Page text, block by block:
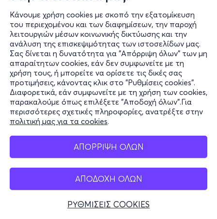
Κάνουμε χρήση cookies με σκοπό την εξατομίκευση
του περιεχομένου και των διαφημίσεων, την παροχή
λειτουργιών μέσων κοινωνικής δικτύωσης και την
ανάλυση της επισκεψιμότητας των ιστοσελίδων μας.
Σας δίνεται η δυνατότητα για "Απόρριψη όλων" των μη
απαραίτητων cookies, εάν δεν συμφωνείτε με τη
χρήση τους, ή μπορείτε να ορίσετε τις δικές σας
προτιμήσεις, κάνοντας κλικ στο "Ρυθμίσεις cookies".
Διαφορετικά, εάν συμφωνείτε με τη χρήση των cookies,
παρακαλούμε όπως επιλέξετε "Αποδοχή όλων".Για
περισσότερες σχετικές πληροφορίες, ανατρέξτε στην
πολιτική μας για τα cookies.
ΑΠΟΡΡΙΨΗ ΟΛΩΝ
ΑΠΟΔΟΧΗ ΟΛΩΝ
ΡΥΘΜΙΣΕΙΣ COOKIES